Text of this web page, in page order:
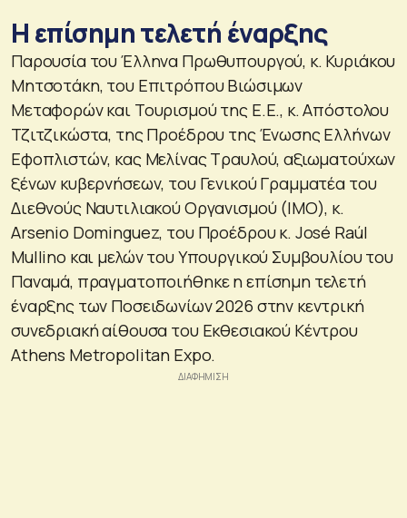
Η επίσημη τελετή έναρξης
Παρουσία του Έλληνα Πρωθυπουργού, κ. Κυριάκου
Μητσοτάκη, του Επιτρόπου Βιώσιμων
Μεταφορών και Τουρισμού της Ε.Ε., κ. Απόστολου
Τζιτζικώστα, της Προέδρου της Ένωσης Ελλήνων
Εφοπλιστών, κας Μελίνας Τραυλού, αξιωματούχων
ξένων κυβερνήσεων, του Γενικού Γραμματέα του
Διεθνούς Ναυτιλιακού Οργανισμού (ΙΜΟ), κ.
Arsenio Dominguez, του Προέδρου κ. José Raúl
Mullino και μελών του Υπουργικού Συμβουλίου του
Παναμά, πραγματοποιήθηκε η επίσημη τελετή
έναρξης των Ποσειδωνίων 2026 στην κεντρική
συνεδριακή αίθουσα του Εκθεσιακού Κέντρου
Athens Metropolitan Expo.